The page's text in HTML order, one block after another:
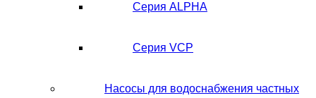
Серия ALPHA
Серия VCP
Насосы для водоснабжения частных